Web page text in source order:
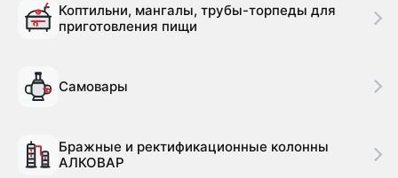
Коптильни, мангалы, трубы-торпеды для
приготовления пищи
Самовары
Бражные и ректификационные колонны
АЛКОВАР